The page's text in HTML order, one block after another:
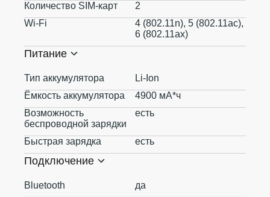
Количество SIM-карт
2
Wi-Fi
4 (802.11n), 5 (802.11ac),
6 (802.11ax)
Питание
Тип аккумулятора
Li-Ion
Ёмкость аккумулятора
4900 мА*ч
Возможность
беспроводной зарядки
есть
Быстрая зарядка есть
Подключение
Bluetooth
да